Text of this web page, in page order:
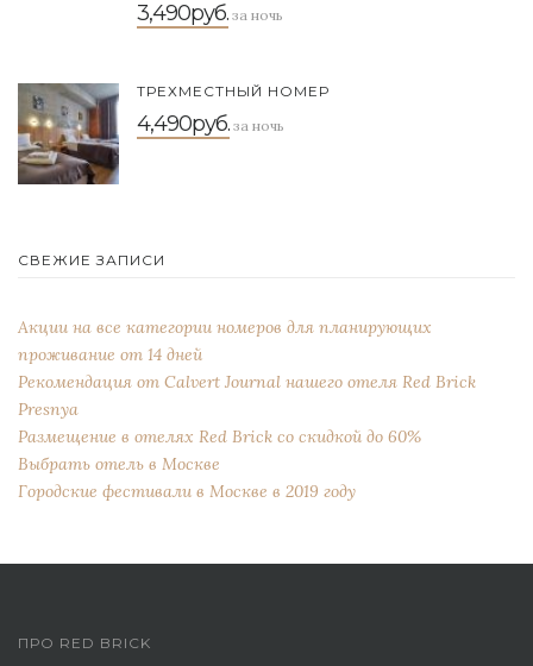
3,490руб. за ночь
ТРЕХМЕСТНЫЙ НОМЕР
4,490руб. за ночь
СВЕЖИЕ ЗАПИСИ
Акции на все категории номеров для планирующих
проживание от 14 дней
Рекомендация от Сalvert Journal нашего отеля Red Brick
Presnya
Размещение в отелях Red Brick со скидкой до 60%
Выбрать отель в Москве
Городские фестивали в Москве в 2019 году
ПРО RED BRICK